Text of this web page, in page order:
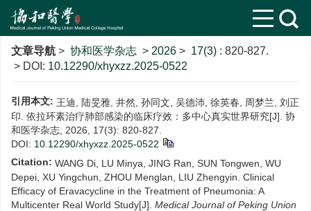
文章导航 > 协和医学杂志 > 2026 > 17(3) : 820-827.
> DOI: 10.12290/xhyxzz.2025-0522
引用本文: 王迪, 陆旻雅, 井然, 孙同文, 吴德沛, 徐英春, 周梦兰, 刘正
印. 依拉环素治疗肺部感染的临床疗效：多中心真实世界研究[J]. 协
和医学杂志, 2026, 17(3): 820-827.
DOI: 10.12290/xhyxzz.2025-0522
Citation: WANG Di, LU Minya, JING Ran, SUN Tongwen, WU
Depei, XU Yingchun, ZHOU Menglan, LIU Zhengyin. Clinical
Efficacy of Eravacycline in the Treatment of Pneumonia: A
Multicenter Real World Study[J]. Medical Journal of Peking Union